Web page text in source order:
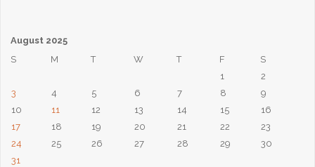
August 2025
S
M T W T F
S
1
2
3
4 5 6 7 8
9
10
11 12 13 14 15
16
17
18 19 20 21 22
23
24
25 26 27 28 29
30
31